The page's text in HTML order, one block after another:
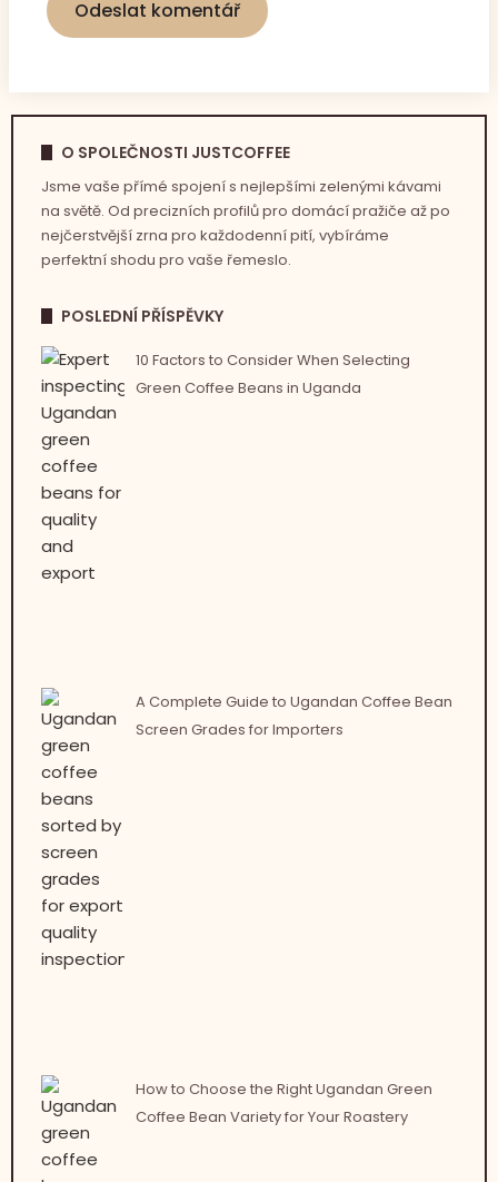
O SPOLEČNOSTI JUSTCOFFEE
Jsme vaše přímé spojení s nejlepšími zelenými kávami
na světě. Od precizních profilů pro domácí pražiče až po
nejčerstvější zrna pro každodenní pití, vybíráme
perfektní shodu pro vaše řemeslo.
POSLEDNÍ PŘÍSPĚVKY
10 Factors to Consider When Selecting
Green Coffee Beans in Uganda
A Complete Guide to Ugandan Coffee Bean
Screen Grades for Importers
How to Choose the Right Ugandan Green
Coffee Bean Variety for Your Roastery